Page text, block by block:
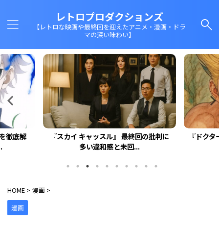
レトロプロダクションズ
【レトロな映画や最終回を迎えたアニメ・漫画・ドラ
マの深い味わい】
徹底解
『スカイ キャッスル』 最終回の批判に
多い違和感と未回...
『ドク
HOME > 漫画 >
漫画